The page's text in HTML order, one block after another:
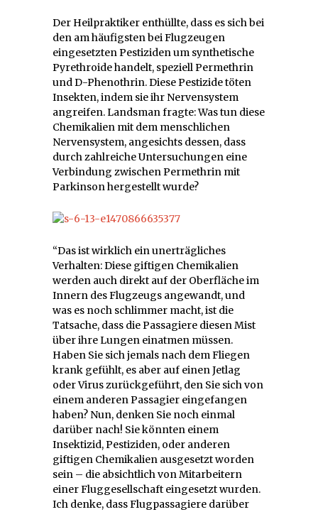
Der Heilpraktiker enthüllte, dass es sich bei
den am häufigsten bei Flugzeugen
eingesetzten Pestiziden um synthetische
Pyrethroide handelt, speziell Permethrin
und D-Phenothrin. Diese Pestizide töten
Insekten, indem sie ihr Nervensystem
angreifen. Landsman fragte: Was tun diese
Chemikalien mit dem menschlichen
Nervensystem, angesichts dessen, dass
durch zahlreiche Untersuchungen eine
Verbindung zwischen Permethrin mit
Parkinson hergestellt wurde?
“Das ist wirklich ein unerträgliches
Verhalten: Diese giftigen Chemikalien
werden auch direkt auf der Oberfläche im
Innern des Flugzeugs angewandt, und
was es noch schlimmer macht, ist die
Tatsache, dass die Passagiere diesen Mist
über ihre Lungen einatmen müssen.
Haben Sie sich jemals nach dem Fliegen
krank gefühlt, es aber auf einen Jetlag
oder Virus zurückgeführt, den Sie sich von
einem anderen Passagier eingefangen
haben? Nun, denken Sie noch einmal
darüber nach! Sie könnten einem
Insektizid, Pestiziden, oder anderen
giftigen Chemikalien ausgesetzt worden
sein – die absichtlich von Mitarbeitern
einer Fluggesellschaft eingesetzt wurden.
Ich denke, dass Flugpassagiere darüber